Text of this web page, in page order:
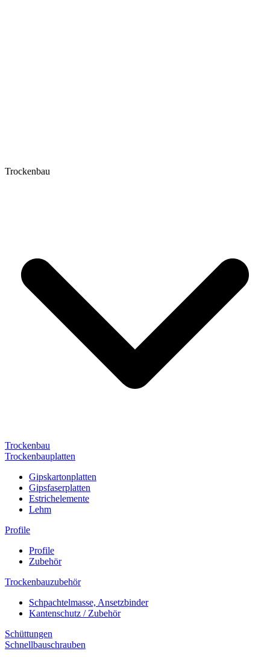
Trockenbau
Trockenbau
Trockenbauplatten
Gipskartonplatten
Gipsfaserplatten
Estrichelemente
Lehm
Profile
Profile
Zubehör
Trockenbauzubehör
Schpachtelmasse, Ansetzbinder
Kantenschutz / Zubehör
Schüttungen
Schnellbauschrauben